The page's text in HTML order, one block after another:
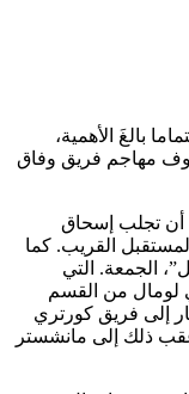
بالغَ الأهمية،
مهاجم فريق وفاق
أن تجلب إسحاق
القريب. كما
الجمعة. التي
لومال من القسم
قد يُعار إلى فريق كورتري
ذلك إلى مانشستر